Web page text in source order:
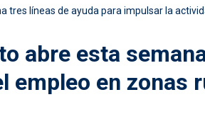
tres líneas de ayuda para impulsar la
abre esta
empleo en zonas